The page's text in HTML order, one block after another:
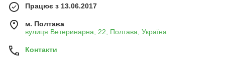
Працює з 13.06.2017
м. Полтава
вулиця Ветеринарна, 22, Полтава, Україна
Контакти